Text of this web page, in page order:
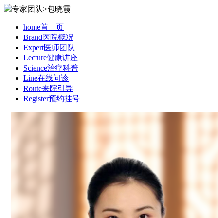
专家团队>包晓霞
home首 页
Brand医院概况
Expert医师团队
Lecture健康讲座
Science治疗科普
Line在线问诊
Route来院引导
Register预约挂号